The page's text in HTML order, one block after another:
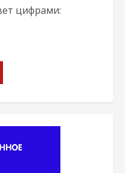
цифрами: